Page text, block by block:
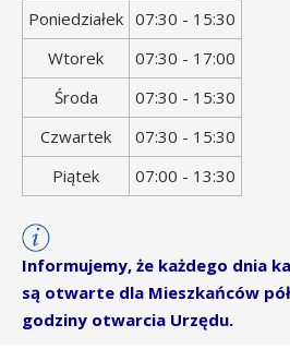
Dzień
tygodnia
Godziny
otwarcia
Poniedziałek 07:30 - 15:30
Wtorek
07:30 - 17:00
Środa
07:30 - 15:30
Czwartek
07:30 - 15:30
Piątek
07:00 - 13:30
Informujemy, że każdego dnia
są otwarte dla Mieszkańców
godziny otwarcia Urzędu.